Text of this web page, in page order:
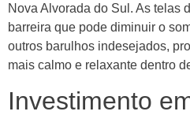
Nova Alvorada do Sul. As telas
barreira que pode diminuir o
outros barulhos indesejados,
mais calmo e relaxante dentro
Investimento